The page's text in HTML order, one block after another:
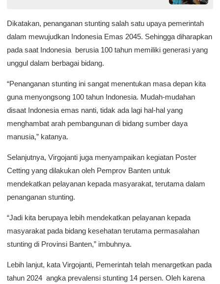
Dikatakan, penanganan stunting salah satu upaya pemerintah
dalam mewujudkan Indonesia Emas 2045. Sehingga diharapkan
pada saat Indonesia berusia 100 tahun memiliki generasi yang
unggul dalam berbagai bidang.
“Penanganan stunting ini sangat menentukan masa depan kita
guna menyongsong 100 tahun Indonesia. Mudah-mudahan
disaat Indonesia emas nanti, tidak ada lagi hal-hal yang
menghambat arah pembangunan di bidang sumber daya
manusia,” katanya.
Selanjutnya, Virgojanti juga menyampaikan kegiatan Poster
Cetting yang dilakukan oleh Pemprov Banten untuk
mendekatkan pelayanan kepada masyarakat, terutama dalam
penanganan stunting.
“Jadi kita berupaya lebih mendekatkan pelayanan kepada
masyarakat pada bidang kesehatan terutama permasalahan
stunting di Provinsi Banten,” imbuhnya.
Lebih lanjut, kata Virgojanti, Pemerintah telah menargetkan pada
tahun 2024 angka prevalensi stunting 14 persen. Oleh karena